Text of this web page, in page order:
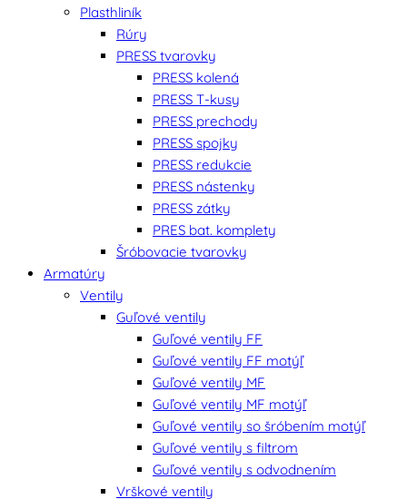
Plasthliník
Rúry
PRESS tvarovky
PRESS kolená
PRESS T-kusy
PRESS prechody
PRESS spojky
PRESS redukcie
PRESS nástenky
PRESS zátky
PRES bat. komplety
Šróbovacie tvarovky
Armatúry
Ventily
Guľové ventily
Guľové ventily FF
Guľové ventily FF motýľ
Guľové ventily MF
Guľové ventily MF motýľ
Guľové ventily so šróbením motýľ
Guľové ventily s filtrom
Guľové ventily s odvodnením
Vrškové ventily